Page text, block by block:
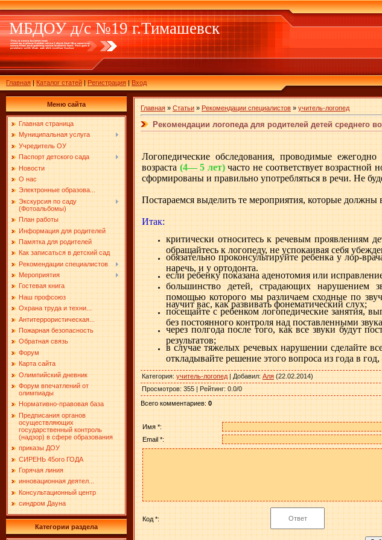
МБДОУ д/с №19 г.Тимашевск
Главная|Каталог статей|Регистрация|Вход
Меню сайта
Главная страница
Муниципальная услуга
Учредитель ОУ
Паспорт детского сада
Новости
О нас
Электронные образова...
Экскурсия по саду
(Фотоальбомы)
План работы
Информация для родителей
Памятка для родителей
Как записаться в детский сад
Рекомендации специалистов
Мероприятия
Гостевая книга
Наш профсоюз
Охрана труда и техни...
Антитеррористическая...
Пожарная безопасность
Обратная связь
Форум
Карта сайта
Олимпийский дневник
Форум впечатлений от
олимпиады
Нормативно-правовая база
Предписания органов
осуществляющих
государственный контроль
(надзор) в сфере образования
приказы ДОУ
СИРЕНЬ 45ого ГОДА
Горячая линия
инновационная деятел...
Консультационный центр
синдром Дауна
Категории раздела
Главная » Статьи » Рекомендации специалистов » учитель-логопед
Рекомендации логопеда для родителей детей среднего
Логопедические обследования, проводимые
возраста (4— 5 лет)часто не соответствует
сформированы и правильно употребляться в речи. Не
Постараемся выделить те мероприятия, которые
Итак:
критически относитесь к речевым проявлениям
обращайтесь к логопеду, не успокаивая себя
обязательно проконсультируйте ребенка у лор-
наречь, и у ортодонта.
если ребенку показана аденотомия или
большинство детей, страдающих нарушением
помощью которого мы различаем сходные по
научит вас, как развивать фонематический слух;
посещайте с ребенком логопедические занятия,
без постоянного контроля над поставленными
через полгода после того, как все звуки будут
результатов;
в случае тяжелых речевых нарушении сделайте
откладывайте решение этого вопроса из года в
Категория: учитель-логопед | Добавил: Аля (22.02.2014)
Просмотров: 355 | Рейтинг: 0.0/0
Всего комментариев: 0
Имя *:
Email *:
Код *: